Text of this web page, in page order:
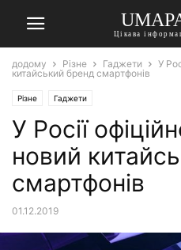
Цікава
додому Різне Гаджети
У
китайський бренд смартфонів
Різне Гаджети
У Росії
новий
смартфонів
01.12.2019